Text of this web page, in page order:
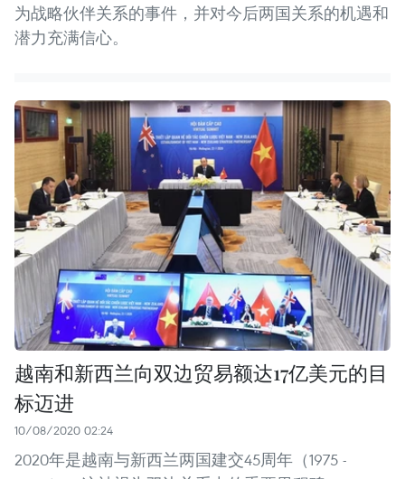
为战略伙伴关系的事件，并对今后两国关系的机遇和
潜力充满信心。
越南和新西兰向双边贸易额达17亿美元的目
标迈进
10/08/2020 02:24
2020年是越南与新西兰两国建交45周年（1975 -